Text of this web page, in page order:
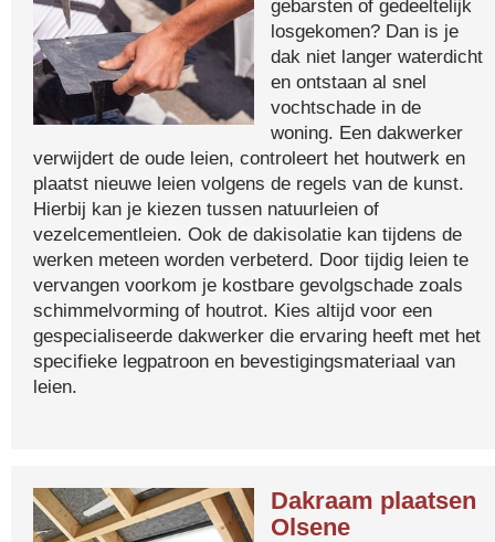
gebarsten of gedeeltelijk
losgekomen? Dan is je
dak niet langer waterdicht
en ontstaan al snel
vochtschade in de
woning. Een dakwerker
verwijdert de oude leien, controleert het houtwerk en
plaatst nieuwe leien volgens de regels van de kunst.
Hierbij kan je kiezen tussen natuurleien of
vezelcementleien. Ook de dakisolatie kan tijdens de
werken meteen worden verbeterd. Door tijdig leien te
vervangen voorkom je kostbare gevolgschade zoals
schimmelvorming of houtrot. Kies altijd voor een
gespecialiseerde dakwerker die ervaring heeft met het
specifieke legpatroon en bevestigingsmateriaal van
leien.
Dakraam plaatsen
Olsene